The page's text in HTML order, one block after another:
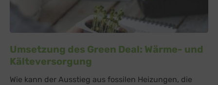
Umsetzung des Green Deal: Wärme- und
Kälteversorgung
Wie kann der Ausstieg aus fossilen Heizungen, die